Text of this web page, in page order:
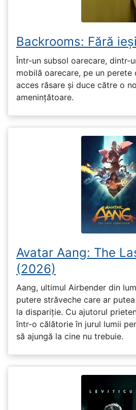
Backrooms: Fără
Într-un subsol oarecare, dintr-
mobilă oarecare, pe un perete
acces răsare și duce către o
amenințătoare.
Avatar Aang: The
(2026)
Aang, ultimul Airbender din
putere străveche care ar
la dispariție. Cu ajutorul
într-o călătorie în jurul lumii
să ajungă la cine nu trebuie.